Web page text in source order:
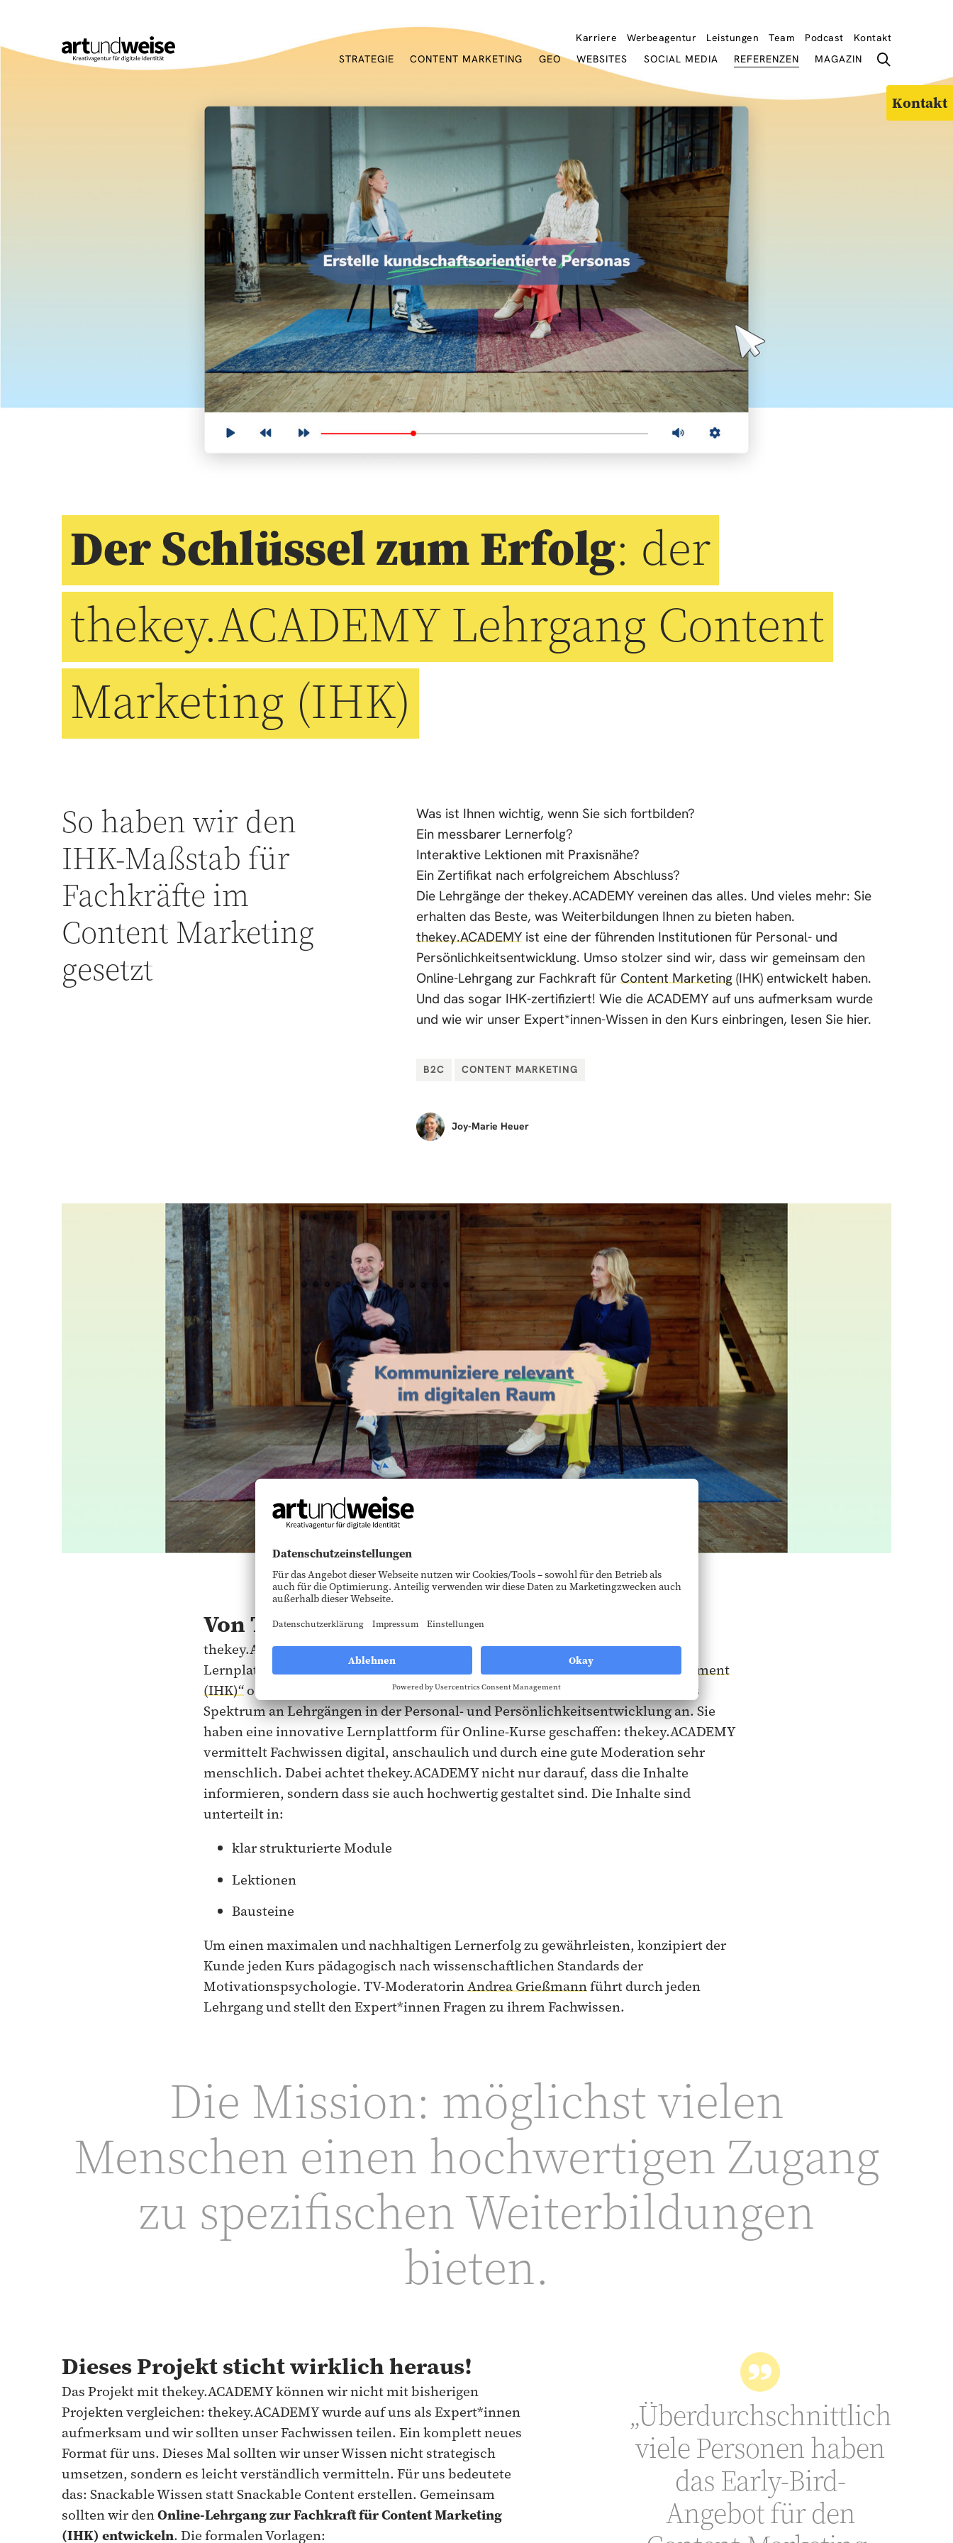
Karriere Werbeagentur Leistungen Team Podcast
Kontakt
STRATEGIE
CONTENT MARKETING GEO WEBSITES SOCIAL MEDIA REFERENZEN MAGAZIN
Der Schlüssel zum Erfolg: der
thekey.ACADEMY Lehrgang Content
Marketing (IHK)
So haben wir den
IHK-Maßstab für
Fachkräfte im
Content Marketing
gesetzt
Was ist Ihnen wichtig, wenn Sie sich fortbilden?
Ein messbarer Lernerfolg?
Interaktive Lektionen mit Praxisnähe?
Ein Zertifikat nach erfolgreichem Abschluss?
Die Lehrgänge der thekey.ACADEMY vereinen das alles. Und vieles mehr: Sie
erhalten das Beste, was Weiterbildungen Ihnen zu bieten haben.
thekey.ACADEMY ist eine der führenden Institutionen für Personal- und
Persönlichkeitsentwicklung. Umso stolzer sind wir, dass wir gemeinsam den
Online-Lehrgang zur Fachkraft für Content Marketing (IHK) entwickelt haben.
Und das sogar IHK-zertifiziert! Wie die ACADEMY auf uns aufmerksam wurde
und wie wir unser Expert*innen-Wissen in den Kurs einbringen, lesen Sie hier.
B2C CONTENT MARKETING
Joy-Marie Heuer
Von TV-Moderatorinnen und Bausteinen
thekey.ACADEMY blickt auf eine langjährige Erfolgsgeschichte als innovative
Lernplattform zurück. Zu Themen wie„Agile Führung (IHK)“,„Change Management
(IHK)“oder auch „Diversity Management (IHK)“bietet die Plattform ein breites
Spektrum an Lehrgängen in der Personal- und Persönlichkeitsentwicklung an. Sie
haben eine innovative Lernplattform für Online-Kurse geschaffen: thekey.ACADEMY
vermittelt Fachwissen digital, anschaulich und durch eine gute Moderation sehr
menschlich. Dabei achtet thekey.ACADEMY nicht nur darauf, dass die Inhalte
informieren, sondern dass sie auch hochwertig gestaltet sind. Die Inhalte sind
unterteilt in:
klar strukturierte Module
Lektionen
Bausteine
Um einen maximalen und nachhaltigen Lernerfolg zu gewährleisten, konzipiert der
Kunde jeden Kurs pädagogisch nach wissenschaftlichen Standards der
Motivationspsychologie. TV-ModeratorinAndrea Grießmannführt durch jeden
Lehrgang und stellt den Expert*innen Fragen zu ihrem Fachwissen.
Die Mission: möglichst vielen
Menschen einen hochwertigen Zugang
zu spezifischen Weiterbildungen
bieten.
Dieses Projekt sticht wirklich heraus!
Das Projekt mit thekey.ACADEMY können wir nicht mit bisherigen
Projekten vergleichen: thekey.ACADEMY wurde auf uns als Expert*innen
aufmerksam und wir sollten unser Fachwissen teilen. Ein komplett neues
Format für uns. Dieses Mal sollten wir unser Wissen nicht strategisch
umsetzen, sondern es leicht verständlich vermitteln. Für uns bedeutete
das: Snackable Wissen statt Snackable Content erstellen. Gemeinsam
sollten wir denOnline-Lehrgang zur Fachkraft für Content Marketing
(IHK) entwickeln. Die formalen Vorlagen:
„Überdurchschnittlich
viele Personen haben
das Early-Bird-
Angebot für den
Kontakt